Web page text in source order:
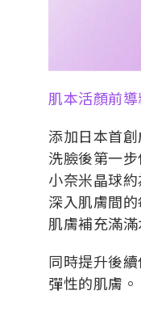
肌本活顏前
添加日本首
洗臉後第一
小奈米晶球
深入肌膚間
肌膚補充滿滿
同時提升後
彈性的肌膚。